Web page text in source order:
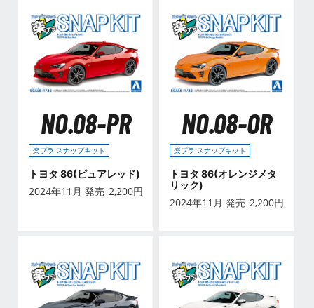
NO.08-PR
楽プラ スナップキット
トヨタ 86(ピュアレッド)
2024年11月 発売 2,200円
NO.08-OR
楽プラ スナップキット
トヨタ 86(オレンジメタ
リック)
2024年11月 発売 2,200円